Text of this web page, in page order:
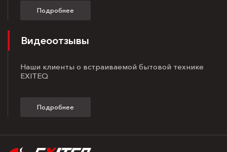
Подробнее
Видеоотзывы
Наши клиенты о встраиваемой бытовой технике
EXITEQ
Подробнее